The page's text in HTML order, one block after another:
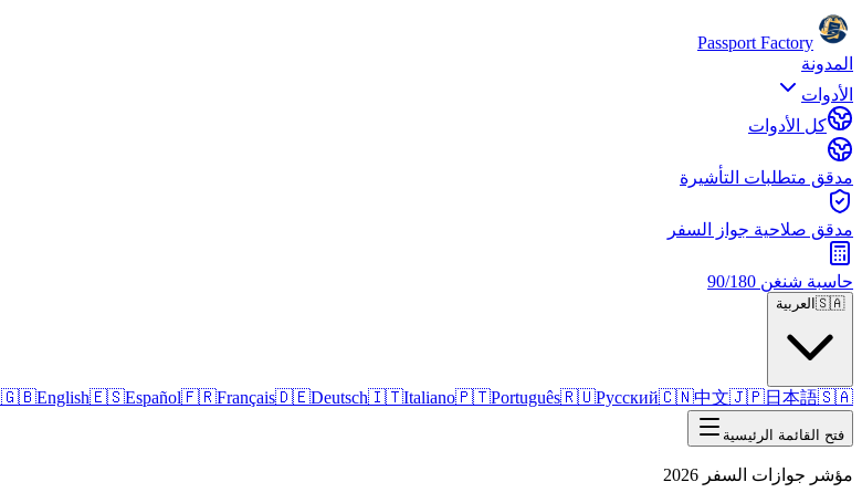
Passport Factory
المدونة
الأدوات
كل الأدوات
مدقق متطلبات التأشيرة
مدقق صلاحية جواز السفر
حاسبة شنغن 90/180
🇸🇦 العربية
🇬🇧English🇪🇸Español🇫🇷Français🇩🇪Deutsch🇮🇹Italiano🇵🇹Português🇷🇺Русский🇨🇳中文🇯🇵日本語🇸🇦
فتح القائمة الرئيسية
مؤشر جوازات السفر 2026